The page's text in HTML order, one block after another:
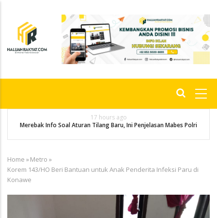
content
17 hours ago
Merebak Info Soal Aturan Tilang Baru, Ini Penjelasan Mabes Polri
Breadcrumb
Home »Metro »
Korem 143/HO Beri Bantuan untuk Anak Penderita Infeksi Paru di
Konawe